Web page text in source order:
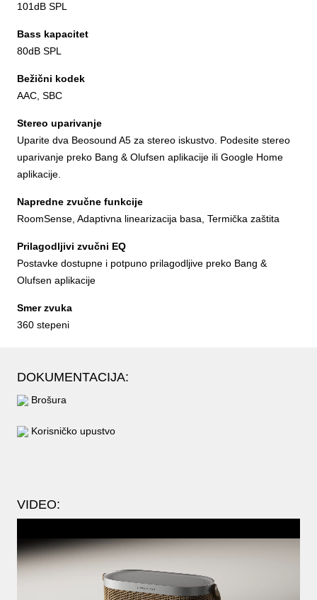
101dB SPL
Bass kapacitet
80dB SPL
Bežični kodek
AAC, SBC
Stereo uparivanje
Uparite dva Beosound A5 za stereo iskustvo. Podesite stereo
uparivanje preko Bang & Olufsen aplikacije ili Google Home
aplikacije.
Napredne zvučne funkcije
RoomSense, Adaptivna linearizacija basa, Termička zaštita
Prilagodljivi zvučni EQ
Postavke dostupne i potpuno prilagodljive preko Bang &
Olufsen aplikacije
Smer zvuka
360 stepeni
DOKUMENTACIJA:
Brošura
Korisničko upustvo
VIDEO: